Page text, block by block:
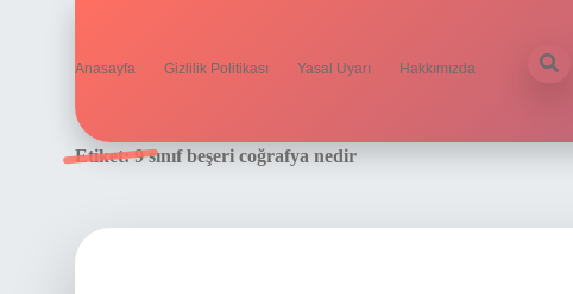
Anasayfa Gizlilik Politikası Yasal Uyarı Hakkımızda
Etiket:9 sınıf beşeri coğrafya nedir